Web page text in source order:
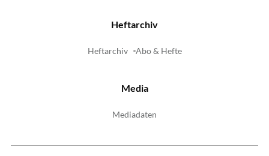
Heftarchiv
Heftarchiv Abo & Hefte
Media
Mediadaten